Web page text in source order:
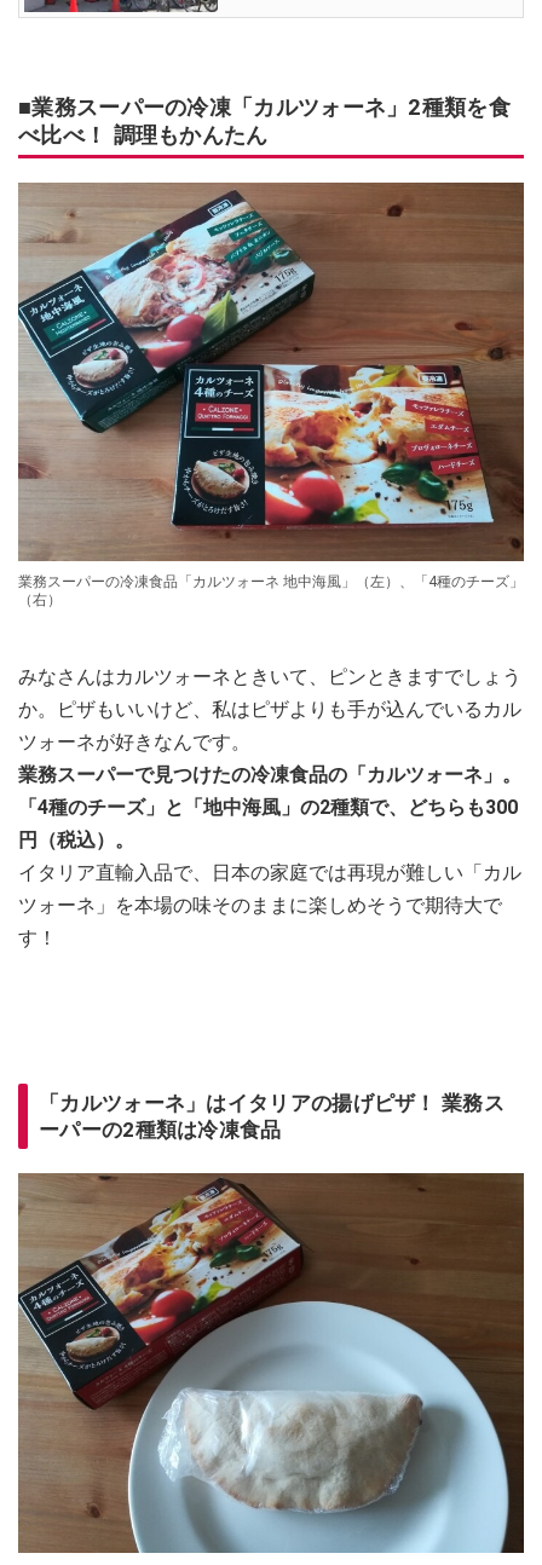
■業務スーパーの冷凍「カルツォーネ」2種類を食
べ比べ！ 調理もかんたん
業務スーパーの冷凍食品「カルツォーネ 地中海風」（左）、「4種のチーズ」
（右）
みなさんはカルツォーネときいて、ピンときますでしょう
か。ピザもいいけど、私はピザよりも手が込んでいるカル
ツォーネが好きなんです。
業務スーパーで見つけたの冷凍食品の「カルツォーネ」。
「4種のチーズ」と「地中海風」の2種類で、どちらも300
円（税込）。
イタリア直輸入品で、日本の家庭では再現が難しい「カル
ツォーネ」を本場の味そのままに楽しめそうで期待大で
す！
「カルツォーネ」はイタリアの揚げピザ！ 業務ス
ーパーの2種類は冷凍食品